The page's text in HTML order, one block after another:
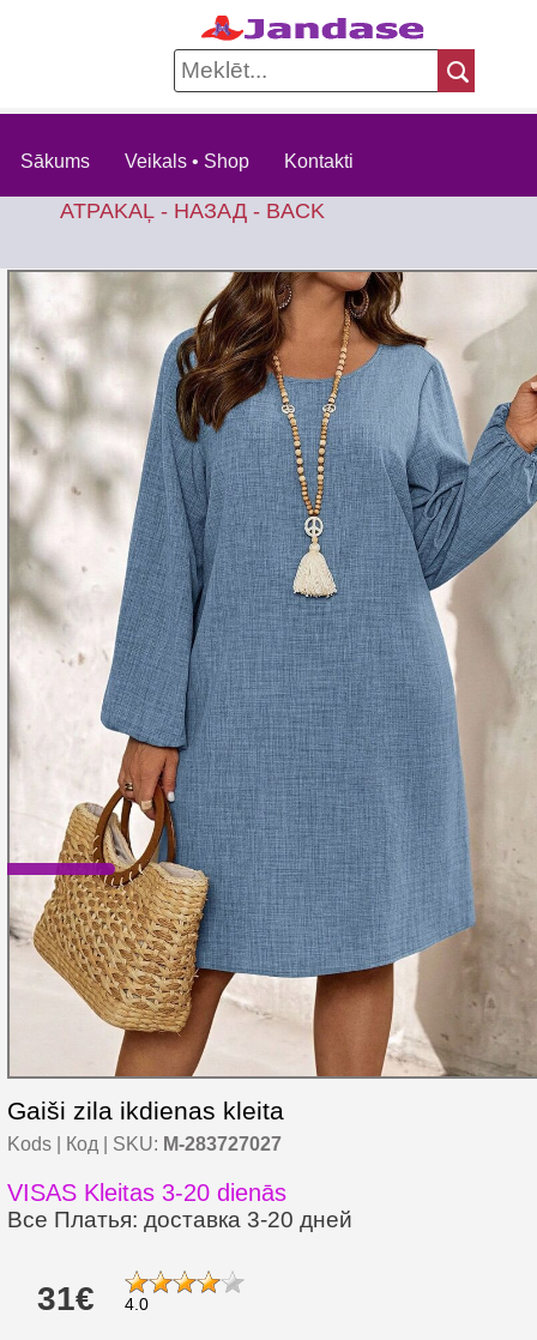
Sākums Veikals • Shop Kontakti
ATPAKAĻ - НАЗАД - BACK
Gaiši zila ikdienas kleita
Kods | Код | SKU: M-283727027
VISAS Kleitas 3-20 dienās
Все Платья: доставка 3-20 дней
31€ 4.0